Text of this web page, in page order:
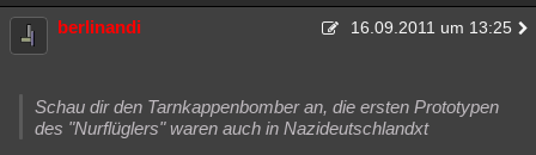
berlinandi 16.09.2011 um 13:25
Schau dir den Tarnkappenbomber an, die ersten Prototypen
des "Nurflüglers" waren auch in Nazideutschlandxt